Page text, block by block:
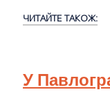
ЧИТАЙТЕ ТАКОЖ:
У